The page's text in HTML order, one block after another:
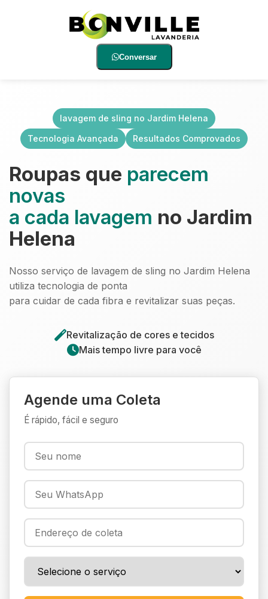
Conversar
lavagem de sling no Jardim Helena
Tecnologia Avançada
Resultados Comprovados
Roupas que parecem
novas
a cada lavagem no Jardim
Helena
Nosso serviço de lavagem de sling no Jardim Helena
utiliza tecnologia de ponta
para cuidar de cada fibra e revitalizar suas peças.
Revitalização de cores e tecidos
Mais tempo livre para você
Agende uma Coleta
É rápido, fácil e seguro